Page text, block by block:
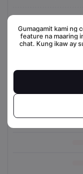
Gumagamit kami ng
feature na maaring
chat. Kung ikaw ay